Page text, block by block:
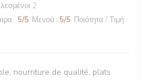
2
: 5/5 Μενού : 5/5 Ποιότητα / Τιμή :
nourriture de qualité, plats